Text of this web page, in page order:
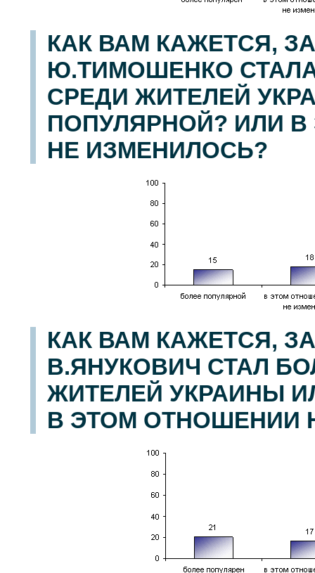
КАК ВАМ КАЖЕТСЯ,
Ю.ТИМОШЕНКО
СРЕДИ ЖИТЕЛЕЙ
ПОПУЛЯРНОЙ? ИЛИ
НЕ ИЗМЕНИЛОСЬ?
КАК ВАМ КАЖЕТСЯ,
В.ЯНУКОВИЧ СТАЛ
ЖИТЕЛЕЙ УКРАИНЫ
В ЭТОМ ОТНОШЕНИИ